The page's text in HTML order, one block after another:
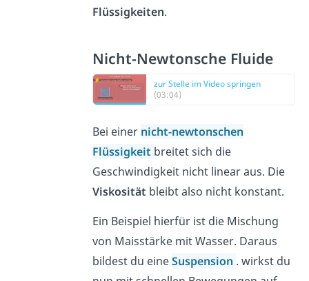
Flüssigkeiten.
Nicht-Newtonsche Fluide
zur Stelle im Video springen
(03:04)
Bei einer nicht-newtonschen
Flüssigkeit breitet sich die
Geschwindigkeit nicht linear aus. Die
Viskosität bleibt also nicht konstant.
Ein Beispiel hierfür ist die Mischung
von Maisstärke mit Wasser. Daraus
bildest du eineSuspension . wirkst du